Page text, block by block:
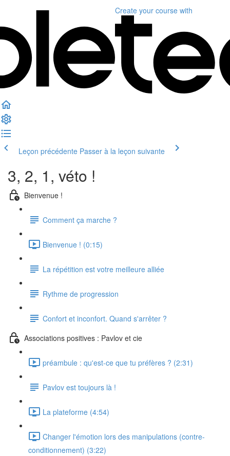
Create your course with
Leçon précédente Passer à la leçon suivante
3, 2, 1, véto !
Bienvenue !
Comment ça marche ?
Bienvenue ! (0:15)
La répétition est votre meilleure alliée
Rythme de progression
Confort et inconfort. Quand s'arrêter ?
Associations positives : Pavlov et cie
préambule : qu'est-ce que tu préfères ? (2:31)
Pavlov est toujours là !
La plateforme (4:54)
Changer l'émotion lors des manipulations (contre-
conditionnement) (3:22)